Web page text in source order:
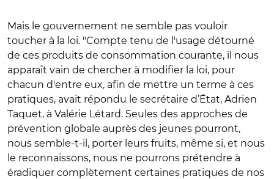
Mais le gouvernement ne semble pas vouloir
toucher à la loi. "Compte tenu de l'usage détourné
de ces produits de consommation courante, il nous
apparaît vain de chercher à modifier la loi, pour
chacun d'entre eux, afin de mettre un terme à ces
pratiques, avait répondu le secrétaire d’État, Adrien
Taquet, à Valérie Létard. Seules des approches de
prévention globale auprès des jeunes pourront,
nous semble-t-il, porter leurs fruits, même si, et nous
le reconnaissons, nous ne pourrons prétendre à
éradiquer complètement certaines pratiques de nos